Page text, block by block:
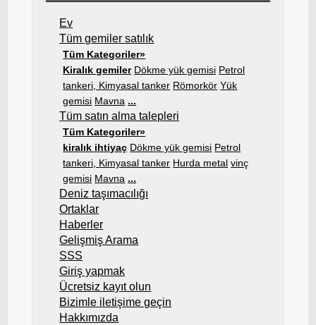
Ev
Tüm gemiler satılık
Tüm Kategoriler»
Kiralık gemiler Dökme yük gemisi Petrol
tankeri, Kimyasal tanker Römorkör Yük
gemisi Mavna ...
Tüm satın alma talepleri
Tüm Kategoriler»
kiralık ihtiyaç Dökme yük gemisi Petrol
tankeri, Kimyasal tanker Hurda metal vinç
gemisi Mavna ...
Deniz taşımacılığı
Ortaklar
Haberler
Gelişmiş Arama
SSS
Giriş yapmak
Ücretsiz kayıt olun
Bizimle iletişime geçin
Hakkımızda